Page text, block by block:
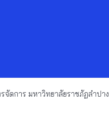
ดการ มหาวิทยาลัยราชภัฏลำปาง